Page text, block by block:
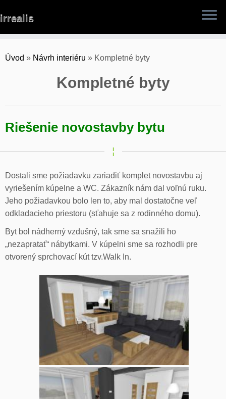
to
irrealis
Úvod » Návrh interiéru » Kompletné byty
Kompletné byty
Riešenie novostavby bytu
Dostali sme požiadavku zariadiť komplet novostavbu aj
vyriešením kúpelne a WC. Zákazník nám dal voľnú ruku.
Jeho požiadavkou bolo len to, aby mal dostatočne veľ
odkladacieho priestoru (sťahuje sa z rodinného domu).
Byt bol nádherný vzdušný, tak sme sa snažili ho
„nezapratať“ nábytkami. V kúpelni sme sa rozhodli pre
otvorený sprchovací kút tzv.Walk In.